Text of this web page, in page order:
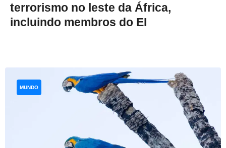
terrorismo no leste da África,
incluindo membros do EI
MUNDO